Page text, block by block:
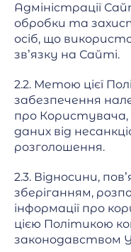
Адміністрації
обробки та
осіб, що
зв’язку на Сайті.
2.2. Метою цієї
забезпечення
про Користувача,
даних від
розголошення.
2.3. Відносини,
зберіганням,
інформації про
цією Політикою
законодавством